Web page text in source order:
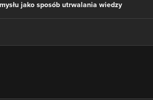
jako sposób utrwalania wiedzy